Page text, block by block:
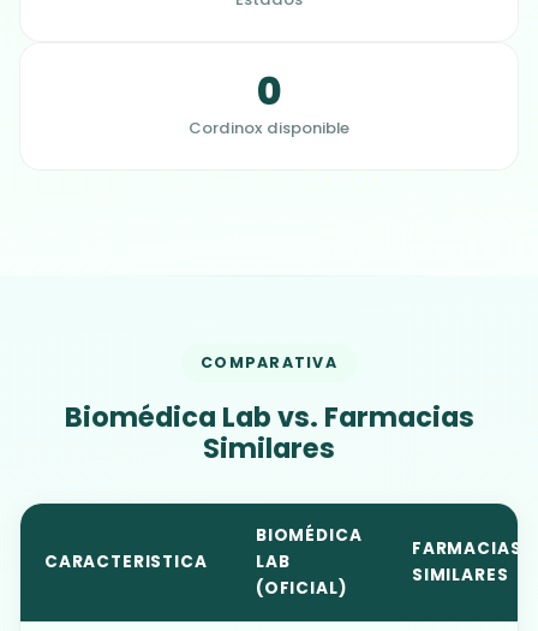
0
Cordinox disponible
COMPARATIVA
Biomédica Lab vs. Farmacias
Similares
CARACTERISTICA
BIOMÉDICA
LAB
(OFICIAL)
FARMACIAS
SIMILARES